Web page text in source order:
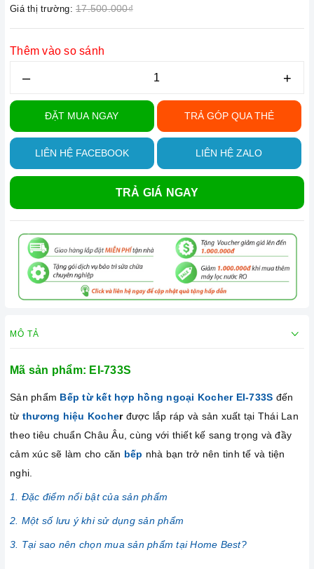
Giá thị trường: 17.500.000₫
Thêm vào so sánh
– +
ĐẶT MUA NGAY TRẢ GÓP QUA THẺ
LIÊN HỆ FACEBOOK LIÊN HỆ ZALO
TRẢ GIÁ NGAY
MÔ TẢ
Mã sản phẩm: EI-733S
Sản phẩm Bếp từ kết hợp hồng ngoại Kocher EI-733S đến
từ thương hiệu Kocherđược lắp ráp và sản xuất tại Thái Lan
theo tiêu chuẩn Châu Âu, cùng với thiết kế sang trọng và đầy
cảm xúc sẽ làm cho căn bếp nhà bạn trở nên tinh tế và tiện
nghi.
1. Đặc điểm nổi bật của sản phẩm
2. Một số lưu ý khi sử dụng sản phẩm
3. Tại sao nên chọn mua sản phẩm tại Home Best?